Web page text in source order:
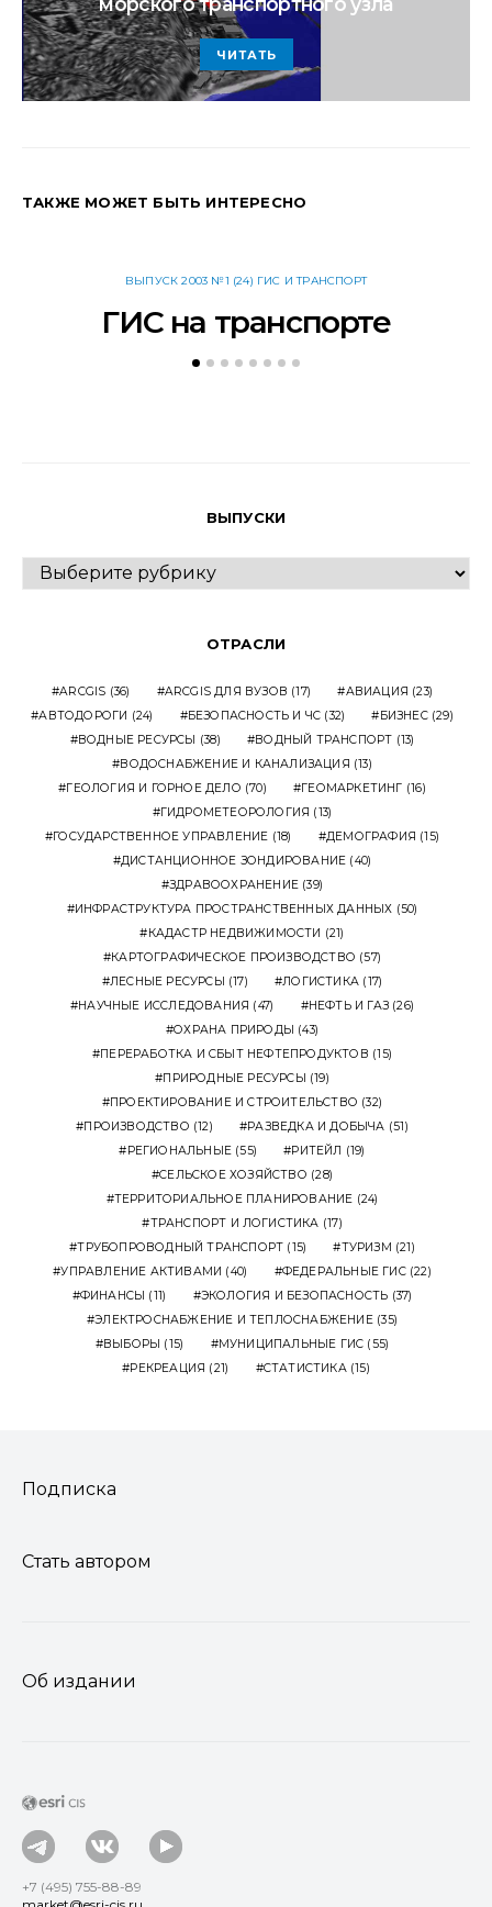
ЧИТАТЬ
ТАКЖЕ МОЖЕТ БЫТЬ ИНТЕРЕСНО
ВЫПУСК 2003 №1 (24) ГИС И ТРАНСПОРТ
ГИС на транспорте
ВЫПУСКИ
ВЫПУСКИ
ОТРАСЛИ
ARCGIS (36) ARCGIS ДЛЯ ВУЗОВ (17) АВИАЦИЯ (23)
АВТОДОРОГИ (24) БЕЗОПАСНОСТЬ И ЧС (32) БИЗНЕС(29)
ВОДНЫЕ РЕСУРСЫ (38) ВОДНЫЙ ТРАНСПОРТ (13)
ВОДОСНАБЖЕНИЕ И КАНАЛИЗАЦИЯ (13)
ГЕОЛОГИЯ И ГОРНОЕ ДЕЛО (70) ГЕОМАРКЕТИНГ (16)
ГИДРОМЕТЕОРОЛОГИЯ (13)
ГОСУДАРСТВЕННОЕ УПРАВЛЕНИЕ (18) ДЕМОГРАФИЯ (15)
ДИСТАНЦИОННОЕ ЗОНДИРОВАНИЕ (40)
ЗДРАВООХРАНЕНИЕ (39)
ИНФРАСТРУКТУРА ПРОСТРАНСТВЕННЫХ ДАННЫХ (50)
КАДАСТР НЕДВИЖИМОСТИ (21)
КАРТОГРАФИЧЕСКОЕ ПРОИЗВОДСТВО (57)
ЛЕСНЫЕ РЕСУРСЫ (17) ЛОГИСТИКА (17)
НАУЧНЫЕ ИССЛЕДОВАНИЯ (47) НЕФТЬ И ГАЗ(26)
ОХРАНА ПРИРОДЫ (43)
ПЕРЕРАБОТКА И СБЫТ НЕФТЕПРОДУКТОВ (15)
ПРИРОДНЫЕ РЕСУРСЫ (19)
ПРОЕКТИРОВАНИЕ И СТРОИТЕЛЬСТВО (32)
ПРОИЗВОДСТВО (12) РАЗВЕДКА И ДОБЫЧА (51)
РЕГИОНАЛЬНЫЕ (55) РИТЕЙЛ (19)
СЕЛЬСКОЕ ХОЗЯЙСТВО (28)
ТЕРРИТОРИАЛЬНОЕ ПЛАНИРОВАНИЕ (24)
ТРАНСПОРТ И ЛОГИСТИКА (17)
ТРУБОПРОВОДНЫЙ ТРАНСПОРТ (15) ТУРИЗМ (21)
УПРАВЛЕНИЕ АКТИВАМИ (40) ФЕДЕРАЛЬНЫЕ ГИС(22)
ФИНАНСЫ (11) ЭКОЛОГИЯ И БЕЗОПАСНОСТЬ (37)
ЭЛЕКТРОСНАБЖЕНИЕ И ТЕПЛОСНАБЖЕНИЕ(35)
ВЫБОРЫ (15) МУНИЦИПАЛЬНЫЕ ГИС (55)
РЕКРЕАЦИЯ (21) СТАТИСТИКА(15)
Подписка
Стать автором
Об издании
+7 (495) 755-88-89